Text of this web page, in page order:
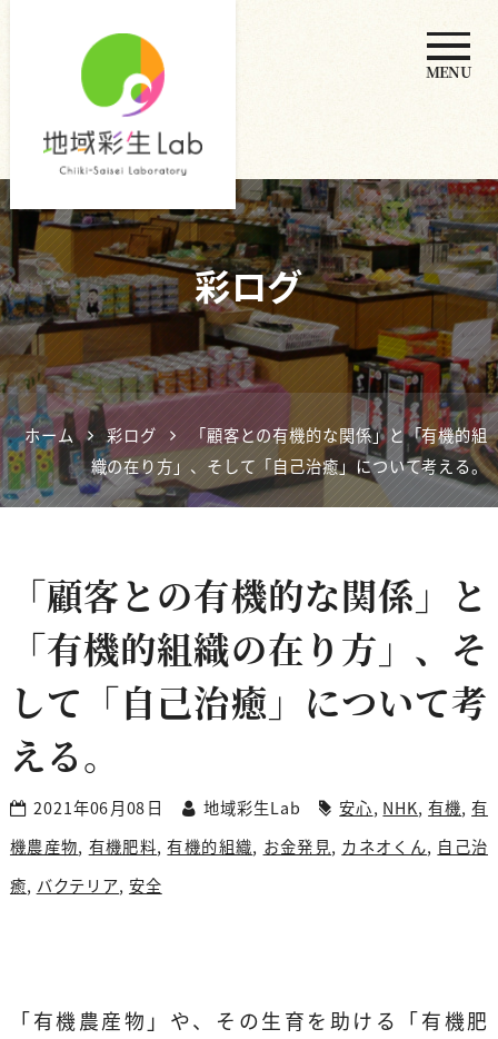
地域彩生
Lab
MENU
彩ログ
ホーム 彩ログ
「顧客との有機的な関係」と「有機的組
織の在り方」、そして「自己治癒」について考える。
「顧客との有機的な関係」と
「有機的組織の在り方」、そ
して「自己治癒」について考
える。
2021年06月08日 地域彩生Lab 安心, NHK,有機,有
機農産物, 有機肥料,有機的組織, お金発見, カネオくん, 自己治
癒, バクテリア, 安全
「有機農産物」や、その生育を助ける「有機肥